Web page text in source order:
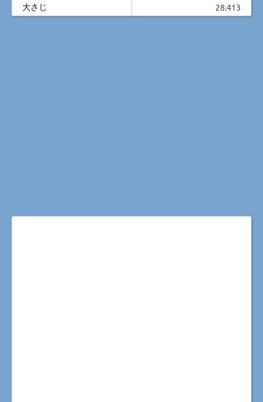
大さじ
28.413